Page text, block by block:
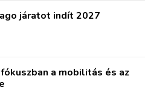
járatot indít 2027
a mobilitás és az